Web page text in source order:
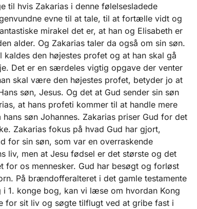
til hvis Zakarias i denne følelsesladede
evne til at tale, til at fortælle vidt og
mirakel det er, at han og Elisabeth er
alder. Og Zakarias taler da også om sin søn.
den højestes profet og at han skal gå
Det er en særdeles vigtig opgave der venter
skal være den højestes profet, betyder jo at
søn, Jesus. Og det at Gud sender sin søn
at hans profeti kommer til at handle mere
søn Johannes. Zakarias priser Gud for det
Zakarias fokus på hvad Gud har gjort,
for sin søn, som var en overraskende
liv, men at Jesu fødsel er det største og det
for os mennesker. Gud har besøgt og forløst
På brændofferalteret i det gamle testamente
1. konge bog, kan vi læse om hvordan Kong
for sit liv og søgte tilflugt ved at gribe fast i